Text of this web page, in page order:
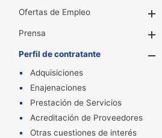
Ofertas de Empleo
Prensa
Perfil de contratante
Adquisiciones
Enajenaciones
Prestación de Servicios
Acreditación de Proveedores
Otras cuestiones de interés